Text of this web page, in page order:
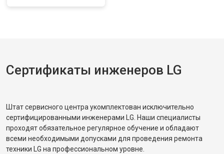
Сертификаты инженеров LG
Штат сервисного центра укомплектован исключительно
сертифицированными инженерами LG. Наши специалисты
проходят обязательное регулярное обучение и обладают
всеми необходимыми допусками для проведения ремонта
техники LG на профессиональном уровне.